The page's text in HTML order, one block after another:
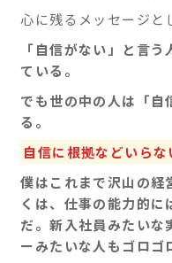
心に残るメッセージと
「自信がない」と言
ている。
でも世の中の人は「自
る。
自信に根拠などいらな
僕はこれまで沢山の経
くは、仕事の能力的に
だ。新入社員みたいな
ーみたいな人もゴロゴ